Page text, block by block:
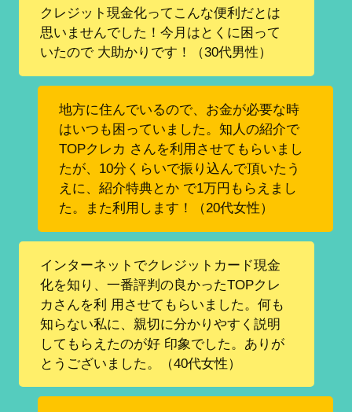
クレジット現金化ってこんな便利だとは
思いませんでした！今月はとくに困って
いたので 大助かりです！（30代男性）
地方に住んでいるので、お金が必要な時
はいつも困っていました。知人の紹介で
TOPクレカ さんを利用させてもらいまし
たが、10分くらいで振り込んで頂いたう
えに、紹介特典とか で1万円もらえまし
た。また利用します！（20代女性）
インターネットでクレジットカード現金
化を知り、一番評判の良かったTOPクレ
カさんを利 用させてもらいました。何も
知らない私に、親切に分かりやすく説明
してもらえたのが好 印象でした。ありが
とうございました。（40代女性）